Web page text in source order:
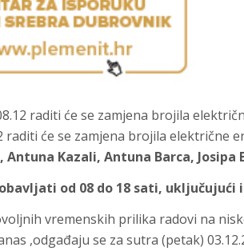
raditi će se zamjena brojila
raditi će se zamjena brojila električne
Antuna Kazali, Antuna Barca, Josipa
od 08 do 18 sati, uključujući
vremenskih prilika radovi na
,odgađaju se za sutra (petak)